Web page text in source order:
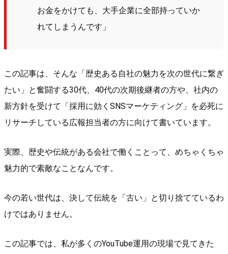
お金をかけても、大手企業に全部持っていか
れてしまうんです」
この記事は、そんな「歴史ある自社の魅力を次の世代に繋ぎ
たい」と奮闘する30代、40代の次期後継者の方や、社内の
新方針を受けて「採用に効くSNSマーケティング」を必死に
リサーチしている広報担当者の方に向けて書いています。
実際、歴史や伝統がある会社で働くことって、めちゃくちゃ
魅力的で素敵なことなんです。
今の若い世代は、決して伝統を「古い」と切り捨てているわ
けではありません。
この記事では、私が多くのYouTube運用の現場で見てきた